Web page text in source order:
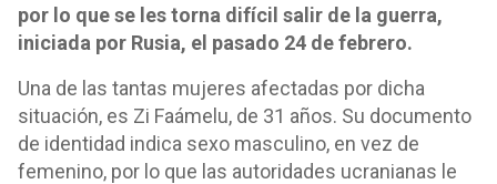
por lo que se les torna difícil salir de la guerra,
iniciada por Rusia, el pasado 24 de febrero.
Una de las tantas mujeres afectadas por dicha
situación, es Zi Faámelu, de 31 años. Su documento
de identidad indica sexo masculino, en vez de
femenino, por lo que las autoridades ucranianas le